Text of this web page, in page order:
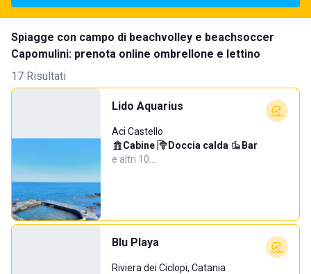
Spiagge con campo di beachvolley e beachsoccer
Capomulini: prenota online ombrellone e lettino
17 Risultati
Lido Aquarius
Aci Castello
Cabine· Doccia calda· Bar·
e altri 10…
Blu Playa
Riviera dei Ciclopi, Catania